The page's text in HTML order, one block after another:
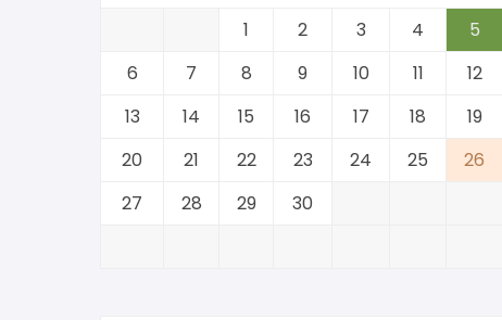
1
2 3 4
5
6
7 8 9 10 11
12
13
14 15 16 17 18
19
20
21 22 23 24 25
26
27
28 29 30